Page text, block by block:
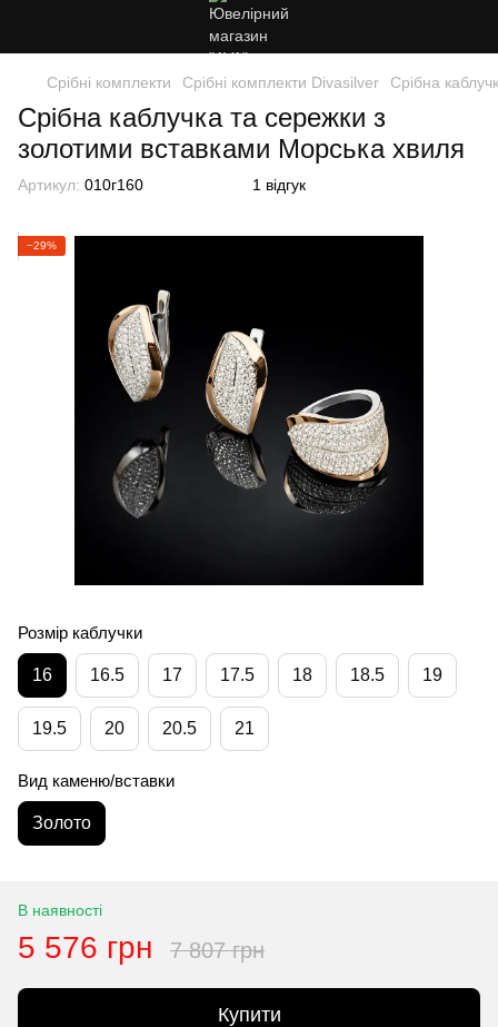
Срібні комплекти Срібні комплекти Divasilver Срібна
Срібна каблучка та сережки з
золотими вставками Морська хвиля
Артикул: 010г160 1 відгук
−29%
Розмір каблучки
16 16.5 17 17.5 18 18.5 19
19.5 20 20.5 21
Вид каменю/вставки
Золото
В наявності
5 576 грн 7 807 грн
Купити